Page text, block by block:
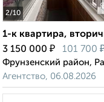
2/10
1-к квартира,
3 150 000 ₽ 101 700
Фрунзенский район,
Агентство, 06.08.2026